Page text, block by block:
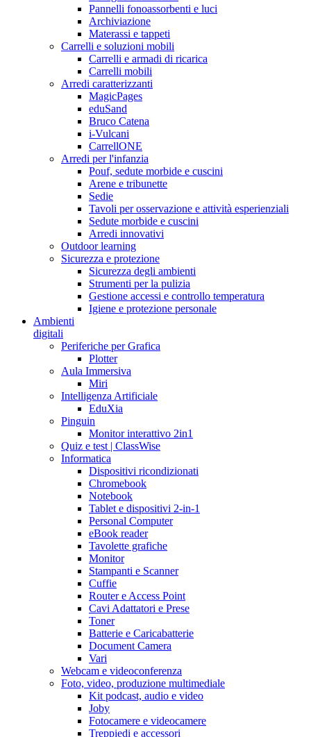
Pannelli fonoassorbenti e luci
Archiviazione
Materassi e tappeti
Carrelli e soluzioni mobili
Carrelli e armadi di ricarica
Carrelli mobili
Arredi caratterizzanti
MagicPages
eduSand
Bruco Catena
i-Vulcani
CarrellONE
Arredi per l'infanzia
Pouf, sedute morbide e cuscini
Arene e tribunette
Sedie
Tavoli per osservazione e attività esperienziali
Sedute morbide e cuscini
Arredi innovativi
Outdoor learning
Sicurezza e protezione
Sicurezza degli ambienti
Strumenti per la pulizia
Gestione accessi e controllo temperatura
Igiene e protezione personale
Ambienti
digitali
Periferiche per Grafica
Plotter
Aula Immersiva
Miri
Intelligenza Artificiale
EduXia
Pinguin
Monitor interattivo 2in1
Quiz e test | ClassWise
Informatica
Dispositivi ricondizionati
Chromebook
Notebook
Tablet e dispositivi 2-in-1
Personal Computer
eBook reader
Tavolette grafiche
Monitor
Stampanti e Scanner
Cuffie
Router e Access Point
Cavi Adattatori e Prese
Toner
Batterie e Caricabatterie
Document Camera
Vari
Webcam e videoconferenza
Foto, video, produzione multimediale
Kit podcast, audio e video
Joby
Fotocamere e videocamere
Treppiedi e accessori